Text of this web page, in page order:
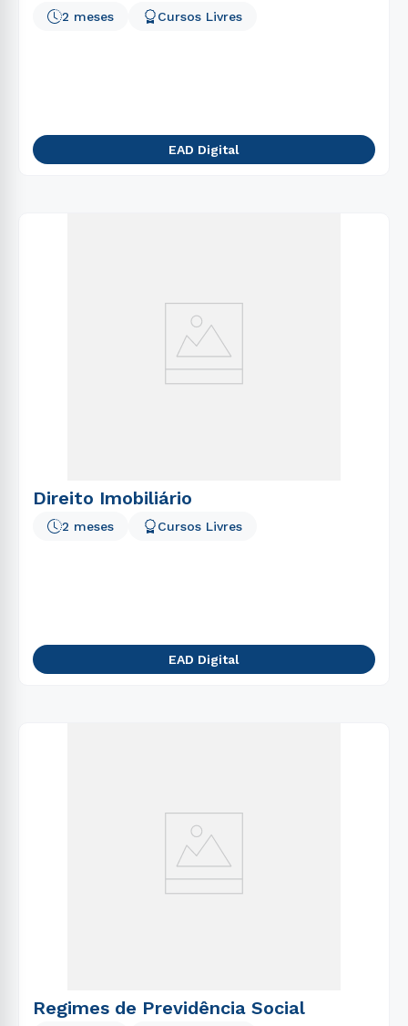
2 meses Cursos Livres
EAD Digital
Direito Imobiliário
2 meses Cursos Livres
EAD Digital
Regimes de Previdência Social